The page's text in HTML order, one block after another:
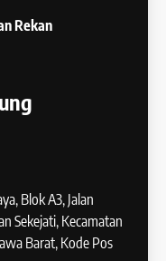
Rekan
Blok A3, Jalan
Sekejati, Kecamatan
Barat, Kode Pos